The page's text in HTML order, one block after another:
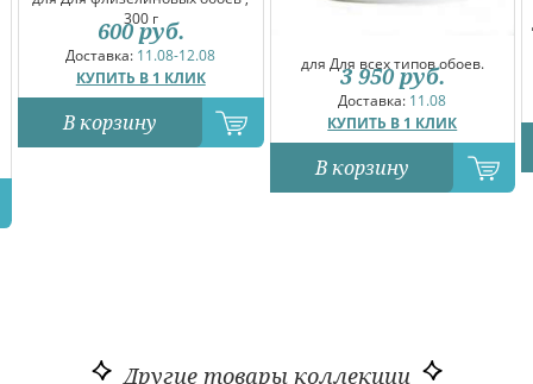
300 г
Доставка: 11.08-12.08
КУПИТЬ В 1 КЛИК
600 руб.
В корзину
для Для всех типов обоев.
Доставка: 11.08
КУПИТЬ В 1 КЛИК
3 950 руб.
В корзину
Другие товары коллекции